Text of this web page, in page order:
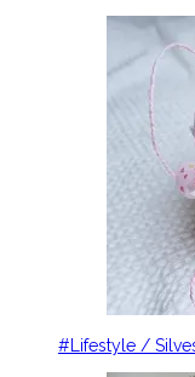
#Lifestyle /